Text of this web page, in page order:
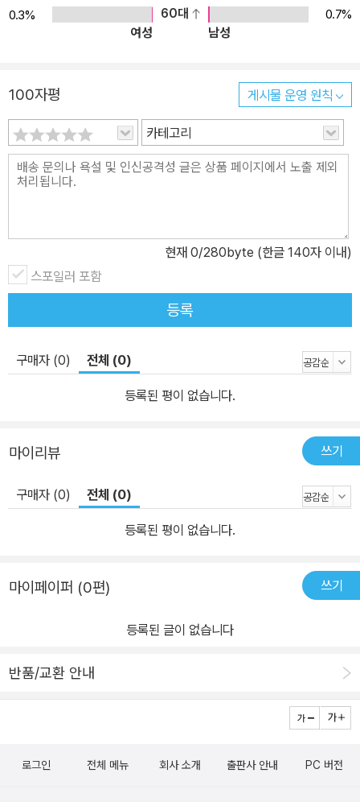
0.3%
60대
0.7%
여성
남성
100자평 게시물 운영 원칙
카테고리
현재 0/280byte (한글 140자 이내)
스포일러 포함
등록
구매자 (0) 전체 (0)
등록된 평이 없습니다.
마이리뷰 쓰기
구매자 (0) 전체 (0)
등록된 평이 없습니다.
마이페이퍼 (0편) 쓰기
등록된 글이 없습니다
반품/교환 안내
로그인 전체 메뉴 회사 소개 출판사 안내 PC 버전